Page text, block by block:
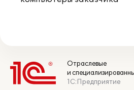
Отраслевые
и
1С:Предприятие